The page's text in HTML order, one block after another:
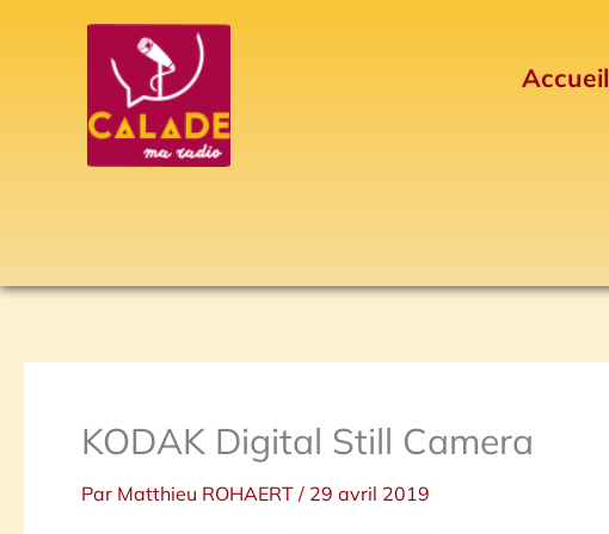
Accueil
KODAK Digital Still Camera
Par Matthieu ROHAERT / 29 avril 2019